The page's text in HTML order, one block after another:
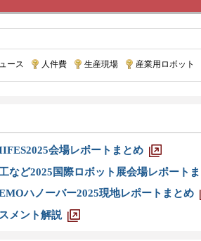
ース 人件費 生産現場 産業用ロボット
会場レポートまとめ
など2025国際ロボット展会場レポート
ハノーバー2025現地レポートまとめ
メント解説